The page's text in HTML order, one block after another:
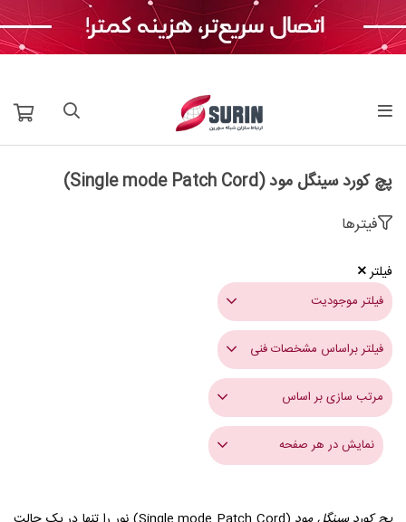
پچ کورد سینگل مود (Single mode Patch Cord)
فیترها
فیلتر
فیلتر موجودیت
فیلتر براساس مشخصات فنی
مرتب سازی بر اساس
نمایش در هر صفحه